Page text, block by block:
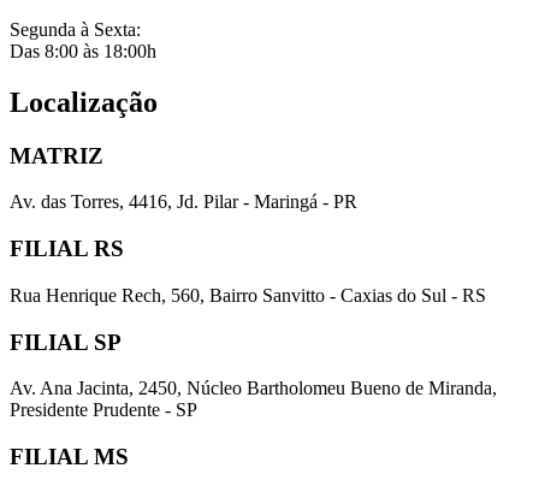
Segunda à Sexta:
Das 8:00 às 18:00h
Localização
MATRIZ
Av. das Torres, 4416, Jd. Pilar - Maringá - PR
FILIAL RS
Rua Henrique Rech, 560, Bairro Sanvitto - Caxias do Sul - RS
FILIAL SP
Av. Ana Jacinta, 2450, Núcleo Bartholomeu Bueno de Miranda,
Presidente Prudente - SP
FILIAL MS